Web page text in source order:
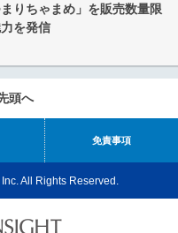
りちゃまめ」を販売数量限
を発信
頭へ
免責事項
All Rights Reserved.